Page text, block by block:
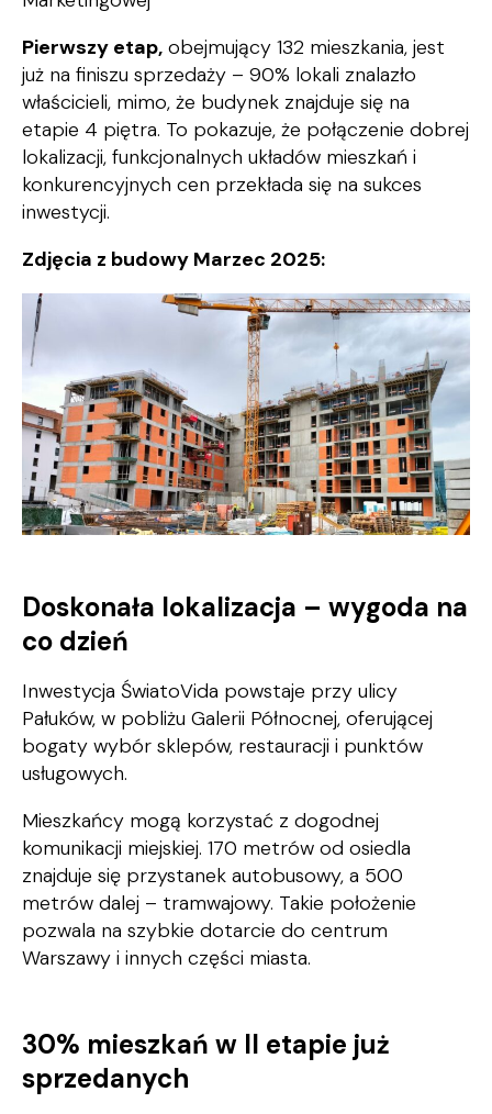
Pierwszy etap, obejmujący 132 mieszkania, jest
już na finiszu sprzedaży – 90% lokali znalazło
właścicieli, mimo, że budynek znajduje się na
etapie 4 piętra. To pokazuje, że połączenie dobrej
lokalizacji, funkcjonalnych układów mieszkań i
konkurencyjnych cen przekłada się na sukces
inwestycji.
Zdjęcia z budowy Marzec 2025:
Doskonała lokalizacja – wygoda na
co dzień
Inwestycja ŚwiatoVida powstaje przy ulicy
Pałuków, w pobliżu Galerii Północnej, oferującej
bogaty wybór sklepów, restauracji i punktów
usługowych.
Mieszkańcy mogą korzystać z dogodnej
komunikacji miejskiej. 170 metrów od osiedla
znajduje się przystanek autobusowy, a 500
metrów dalej – tramwajowy. Takie położenie
pozwala na szybkie dotarcie do centrum
Warszawy i innych części miasta.
30% mieszkań w II etapie już
sprzedanych